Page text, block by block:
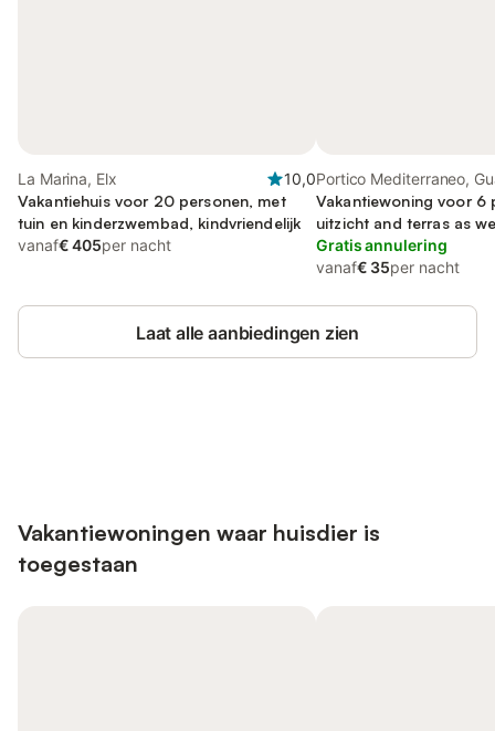
La Marina, Elx
10,0
Vakantiehuis voor 20 personen, met
tuin en kinderzwembad, kindvriendelijk
vanaf€ 405per nacht
Portico Mediterraneo,
del Segura
Vakantiewoning voor 6
uitzicht and terras as
zee, met huisdier
Gratis annulering
vanaf€ 35per nacht
Laat alle aanbiedingen zien
Vakantiewoningen waar huisdier is
toegestaan